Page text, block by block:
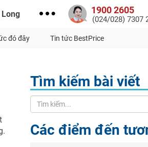
Long 1900 2605
(024/028) 7307
đó đây Tin tức BestPrice
Tìm kiếm bài viết
Các điểm đến